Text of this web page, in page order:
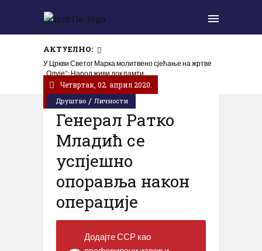
АКТУЕЛНО:
У Цркви Светог Марка молитвено сјећање на жртве
„Олује“: Народ живи док памти
Друштво / Личности
Четвртак, 02. април 2020.
Генерал Ратко
Младић се
успјешно
опоравља након
операције
Додајте ССР као